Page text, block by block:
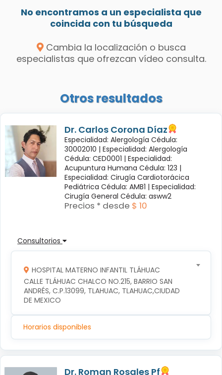
No encontramos a un especialista que
coincida con tu búsqueda
Cambia la localización o busca
especialistas que ofrezcan vídeo consulta.
Otros resultados
Dr. Carlos Corona Díaz
Especialidad: Alergología Cédula:
30002010 | Especialidad: Alergología
Cédula: CED0001 | Especialidad:
Acupuntura Humana Cédula: 123 |
Especialidad: Cirugía Cardiotorácica
Pediátrica Cédula: AMB1 | Especialidad:
Cirugía General Cédula: asww2
Precios * desde $ 10
Consultorios
HOSPITAL MATERNO INFANTIL TLÁHUAC
CALLE TLÁHUAC CHALCO NO.215, BARRIO SAN
ANDRÉS, C.P.13099, TLAHUAC, TLAHUAC,CIUDAD
DE MEXICO
Horarios disponibles
Dr. Roman Rosales Pf